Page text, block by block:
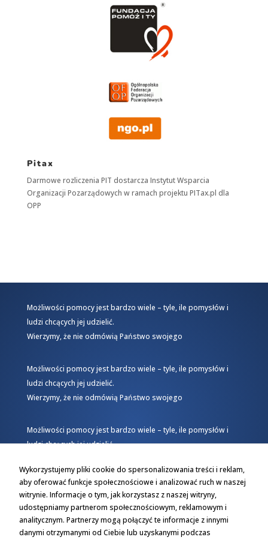
Pitax
Darmowe rozliczenia PIT dostarcza Instytut Wsparcia
Organizacji Pozarządowych w ramach projektu PITax.pl dla
OPP
Możliwości pomocy jest bardzo wiele – tyle, ile pomysłów i
ludzi chcących jej udzielić.
Wierzymy, że nie odmówią Państwo swojego
Możliwości pomocy jest bardzo wiele – tyle, ile pomysłów i
ludzi chcących jej udzielić.
Wierzymy, że nie odmówią Państwo swojego
Możliwości pomocy jest bardzo wiele – tyle, ile pomysłów i
ludzi chcących jej udzielić.
Wykorzystujemy pliki cookie do spersonalizowania treści i reklam,
aby oferować funkcje społecznościowe i analizować ruch w naszej
witrynie. Informacje o tym, jak korzystasz z naszej witryny,
udostępniamy partnerom społecznościowym, reklamowym i
analitycznym. Partnerzy mogą połączyć te informacje z innymi
danymi otrzymanymi od Ciebie lub uzyskanymi podczas